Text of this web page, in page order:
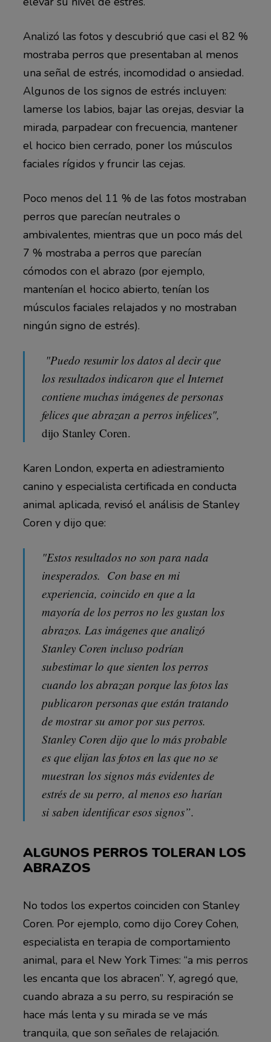
Analizó las fotos y descubrió que casi el 82 %
mostraba perros que presentaban al menos
una señal de estrés, incomodidad o ansiedad.
Algunos de los signos de estrés incluyen:
lamerse los labios, bajar las orejas, desviar la
mirada, parpadear con frecuencia, mantener
el hocico bien cerrado, poner los músculos
faciales rígidos y fruncir las cejas.
Poco menos del 11 % de las fotos mostraban
perros que parecían neutrales o
ambivalentes, mientras que un poco más del
7 % mostraba a perros que parecían
cómodos con el abrazo (por ejemplo,
mantenían el hocico abierto, tenían los
músculos faciales relajados y no mostraban
ningún signo de estrés).
"Puedo resumir los datos al decir que
los resultados indicaron que el Internet
contiene muchas imágenes de personas
felices que abrazan a perros infelices",
dijo Stanley Coren.
Karen London, experta en adiestramiento
canino y especialista certificada en conducta
animal aplicada, revisó el análisis de Stanley
Coren y dijo que:
"Estos resultados no son para nada
inesperados. Con base en mi
experiencia, coincido en que a la
mayoría de los perros no les gustan los
abrazos. Las imágenes que analizó
Stanley Coren incluso podrían
subestimar lo que sienten los perros
cuando los abrazan porque las fotos las
publicaron personas que están tratando
de mostrar su amor por sus perros.
Stanley Coren dijo que lo más probable
es que elijan las fotos en las que no se
muestran los signos más evidentes de
estrés de su perro, al menos eso harían
si saben identificar esos signos”.
ALGUNOS PERROS TOLERAN LOS
ABRAZOS
No todos los expertos coinciden con Stanley
Coren. Por ejemplo, como dijo Corey Cohen,
especialista en terapia de comportamiento
animal, para el New York Times: “a mis perros
les encanta que los abracen”. Y, agregó que,
cuando abraza a su perro, su respiración se
hace más lenta y su mirada se ve más
tranquila, que son señales de relajación.